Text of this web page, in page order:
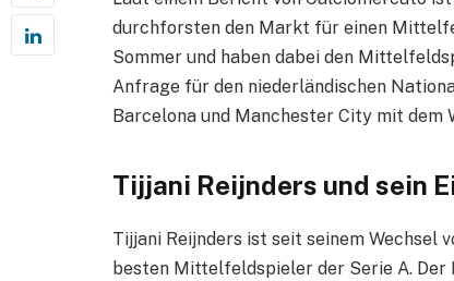
durchforsten den Markt für einen
Sommer und haben dabei den
Anfrage für den niederländischen
Barcelona und Manchester City mit dem
Tijjani Reijnders und sein
Tijjani Reijnders ist seit seinem Wechsel
besten Mittelfeldspieler der Serie A. Der